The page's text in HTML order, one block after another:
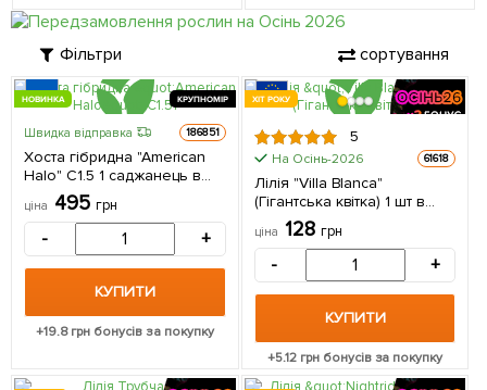
Фільтри сортування
КРУПНОМІР
НОВИНКА
Швидка відправка 186851
Хоста гібридна "American
Halo" С1.5 1 саджанець в
упаковці
ціна 495 грн
- +
КУПИТИ
+19.8грн бонусів за покупку
ХІТ РОКУ
5
На Осінь-2026 61618
Лілія "Villa Blanca"
(Гігантська квітка) 1 шт в
упаковці
ціна 128 грн
- +
КУПИТИ
+5.12грн бонусів за покупку